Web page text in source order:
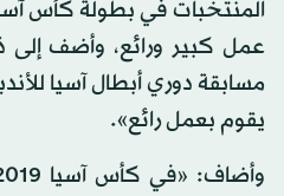
عمل كبير ورائع، وأضف إلى
مسابقة دوري أبطال آسيا
يقوم بعمل رائع».